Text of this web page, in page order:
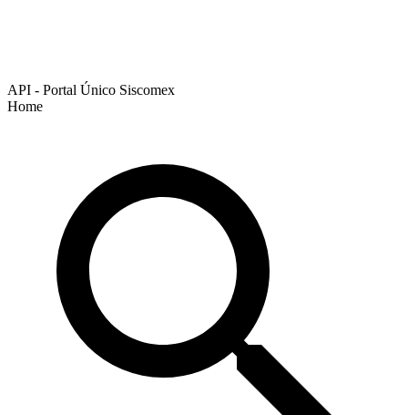
API - Portal Único Siscomex
Home